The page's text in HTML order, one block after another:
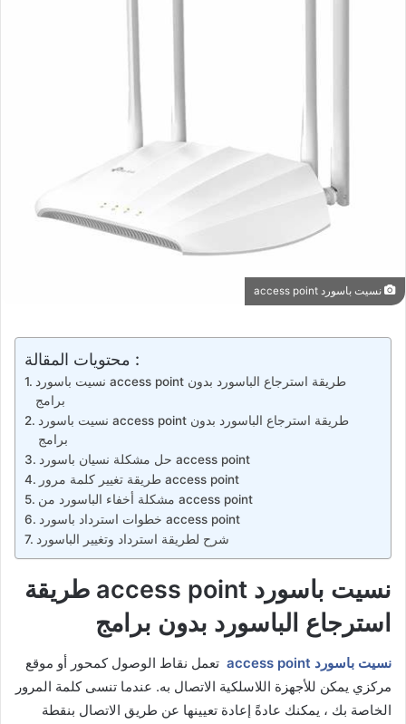
نسيت باسورد access point
محتويات المقالة :
نسيت باسورد access point طريقة استرجاع الباسورد بدون
برامج
نسيت باسورد access point طريقة استرجاع الباسورد بدون
برامج
حل مشكلة نسيان باسورد access point
طريقة تغيير كلمة مرور access point
مشكلة أخفاء الباسورد من access point
خطوات استرداد باسورد access point
شرح لطريقة استرداد وتغيير الباسورد
نسيت باسورد access point طريقة
استرجاع الباسورد بدون برامج
نسيت باسورد access point
تعمل نقاط الوصول كمحور أو موقع
مركزي يمكن للأجهزة اللاسلكية الاتصال به. عندما تنسى كلمة المرور
الخاصة بك ، يمكنك عادةً إعادة تعيينها عن طريق الاتصال بنقطة